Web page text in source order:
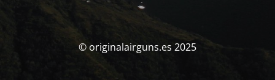
© originalairguns.es 2025